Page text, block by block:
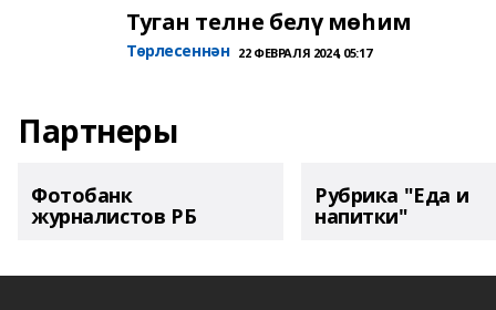
Туган телне белү мөһим
Төрлесеннән 22 ФЕВРАЛЯ 2024, 05:17
Партнеры
Фотобанк
журналистов РБ
Рубрика "Еда и
напитки"